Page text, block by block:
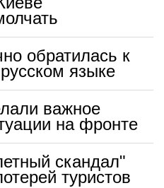
обратилась к
языке
важное
на фронте
скандал"
туристов